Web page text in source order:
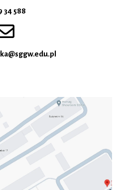
34 588